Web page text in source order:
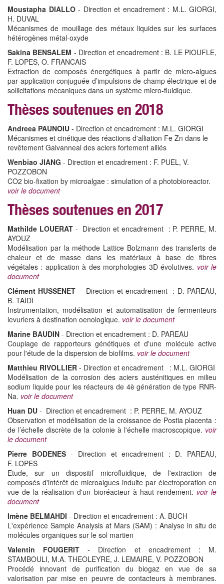
Moustapha DIALLO- Direction et encadrement : M.L. GIORGI,
H. DUVAL
Mécanismes de mouillage des métaux liquides sur les surfaces
hétérogènes métal-oxyde
Sakina BENSALEM - Direction et encadrement : B. LE PIOUFLE,
F. LOPES, O. FRANCAIS
Extraction de composés énergétiques à partir de micro-algues
par application conjuguée d’impulsions de champ électrique et de
sollicitations mécaniques dans un système micro-fluidique.
Thèses soutenues en 2018
Andreea PAUNOIU - Direction et encadrement : M.L. GIORGI
Mécanismes et cinétique des réactions d'alliation Fe Zn dans le
revêtement Galvanneal des aciers fortement alliés
Wenbiao JIANG - Direction et encadrement : F. PUEL, V.
POZZOBON
CO2 bio-fixation by microalgae : simulation of a photobioreactor.
voir le document
Thèses soutenues en 2017
Mathilde LOUERAT- Direction et encadrement : P. PERRE, M.
AYOUZ
Modélisation par la méthode Lattice Bolzmann des transferts de
chaleur et de masse dans les matériaux à base de fibres
végétales : application à des morphologies 3D évolutives. voir le
document
Clément HUSSENET - Direction et encadrement : D. PAREAU,
B. TAIDI
Instrumentation, modélisation et automatisation de fermenteurs
levuriers à destination oenologique. voir le document
Marine BAUDIN - Direction et encadrement : D. PAREAU
Couplage de rapporteurs génétiques et d'une molécule active
pour l'étude de la dispersion de biofilms. voir le document
Matthieu RIVOLLIER - Direction et encadrement : M.L. GIORGI
Modélisation de la corrosion des aciers austénitiques en milieu
sodium liquide pour les réacteurs de 4è génération de type RNR-
Na. voir le document
Huan DU - Direction et encadrement : P. PERRE, M. AYOUZ
Observation et modélisation de la croissance de Postia placenta :
de l’échelle discrète de la colonie à l'échelle macroscopique. voir
le document
Pierre BODENES- Direction et encadrement : D. PAREAU,
F. LOPES
Etude, sur un dispositif microfluidique, de l'extraction de
composés d'intérêt de microalgues induite par électroporation en
vue de la réalisation d'un bioréacteur à haut rendement. voir le
document
Imène BELMAHDI - Direction et encadrement : A. BUCH
L'expérience Sample Analysis at Mars (SAM) : Analyse in situ de
molécules organiques sur le sol martien
Valentin FOUGERIT- Direction et encadrement : M.
STAMBOULI, M.A. THEOLEYRE, J. LEMAIRE, V. POZZOBON
Procédé innovant de purification du biogaz en vue de sa
valorisation par mise en peuvre de contacteurs à membranes.